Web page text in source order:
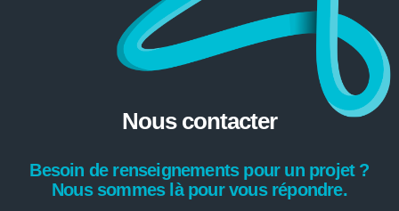
Nous contacter
Besoin de renseignements pour un projet ?
Nous sommes là pour vous répondre.